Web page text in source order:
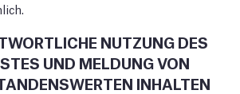
NUTZUNG DES
UND MELDUNG VON
INHALTEN